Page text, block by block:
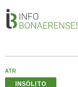
ATR
INSÓLITO